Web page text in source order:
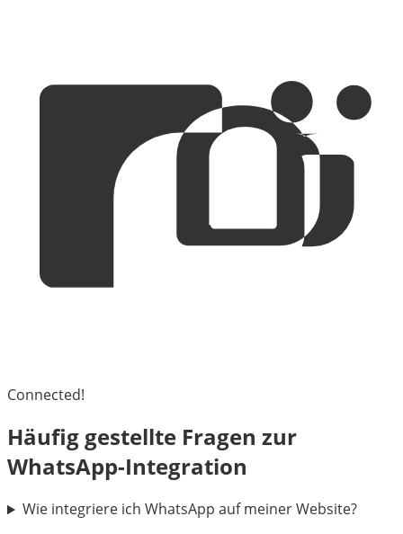
Connected!
Häufig gestellte Fragen zur
WhatsApp-Integration
Wie integriere ich WhatsApp auf meiner Website?